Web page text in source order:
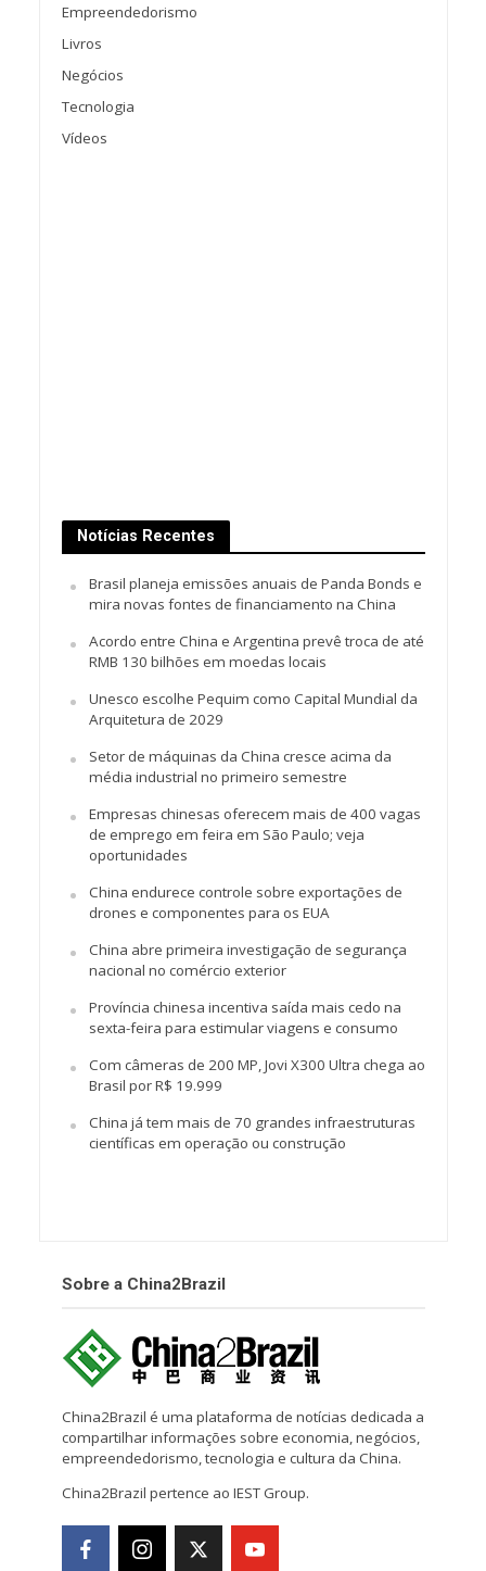
Empreendedorismo
Livros
Negócios
Tecnologia
Vídeos
Notícias Recentes
Brasil planeja emissões anuais de Panda Bonds e
mira novas fontes de financiamento na China
Acordo entre China e Argentina prevê troca de até
RMB 130 bilhões em moedas locais
Unesco escolhe Pequim como Capital Mundial da
Arquitetura de 2029
Setor de máquinas da China cresce acima da
média industrial no primeiro semestre
Empresas chinesas oferecem mais de 400 vagas
de emprego em feira em São Paulo; veja
oportunidades
China endurece controle sobre exportações de
drones e componentes para os EUA
China abre primeira investigação de segurança
nacional no comércio exterior
Província chinesa incentiva saída mais cedo na
sexta-feira para estimular viagens e consumo
Com câmeras de 200 MP, Jovi X300 Ultra chega ao
Brasil por R$ 19.999
China já tem mais de 70 grandes infraestruturas
científicas em operação ou construção
Sobre a China2Brazil
China2Brazil é uma plataforma de notícias dedicada a
compartilhar informações sobre economia, negócios,
empreendedorismo, tecnologia e cultura da China.
China2Brazil pertence ao IEST Group.